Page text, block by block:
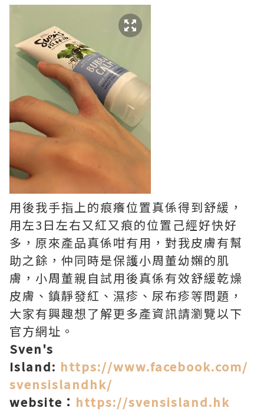
用後我手指上的痕癢位置真係得到舒緩，
用左3日左右又紅又痕的位置己經好快好
多，原來產品真係咁有用，對我皮膚有幫
助之餘，仲同時是保護小周董幼嬾的肌
膚，小周董親自試用後真係有效舒緩乾燥
皮膚、鎮靜發紅、濕疹、尿布疹等問題，
大家有興趣想了解更多產資訊請瀏覽以下
官方網址。
Sven's
Island: https://www.facebook.com/
svensislandhk/
website： https://svensisland.hk